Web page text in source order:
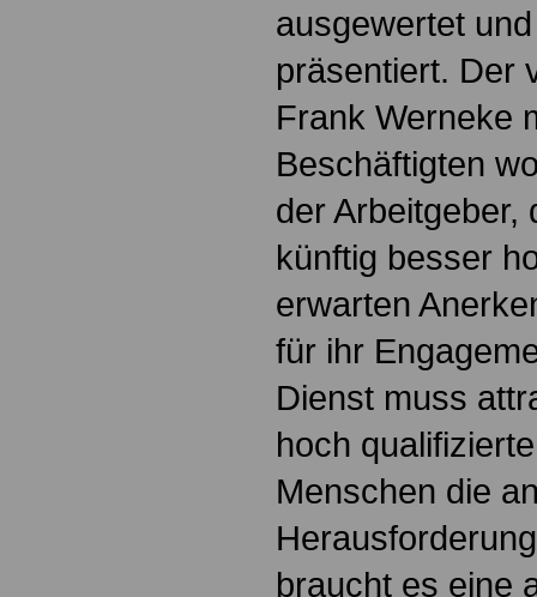
ausgewertet
präsentiert. Der
Frank Werneke
Beschäftigten
der Arbeitgeber,
künftig besser
erwarten
für ihr
Dienst muss
hoch
Menschen die
braucht es eine